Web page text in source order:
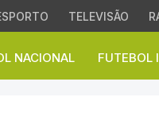
TELEVISÃO
NACIONAL FUTEBOL